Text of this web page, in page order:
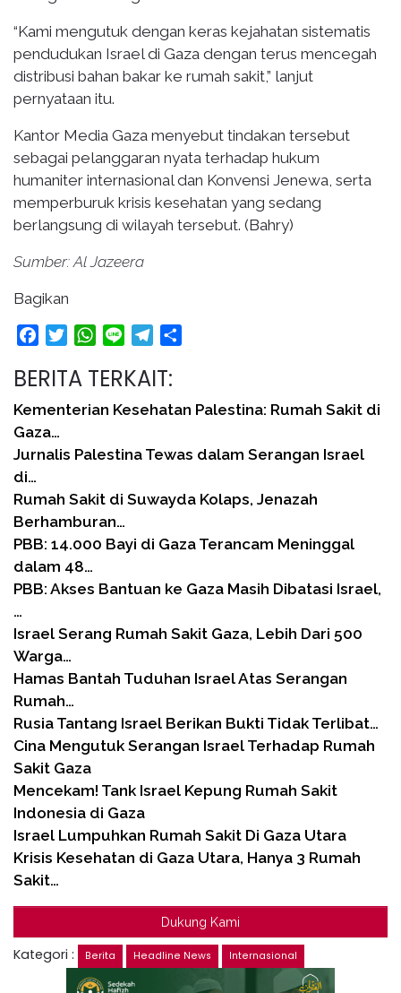
“Kami mengutuk dengan keras kejahatan sistematis
pendudukan Israel di Gaza dengan terus mencegah
distribusi bahan bakar ke rumah sakit,” lanjut
pernyataan itu.
Kantor Media Gaza menyebut tindakan tersebut
sebagai pelanggaran nyata terhadap hukum
humaniter internasional dan Konvensi Jenewa, serta
memperburuk krisis kesehatan yang sedang
berlangsung di wilayah tersebut. (Bahry)
Sumber: Al Jazeera
Bagikan
FacebookTwitterWhatsApp
Line Telegram
BERITA TERKAIT:
Kementerian Kesehatan Palestina: Rumah Sakit di
Gaza…
Jurnalis Palestina Tewas dalam Serangan Israel
di…
Rumah Sakit di Suwayda Kolaps, Jenazah
Berhamburan…
PBB: 14.000 Bayi di Gaza Terancam Meninggal
dalam 48…
PBB: Akses Bantuan ke Gaza Masih Dibatasi Israel,
…
Israel Serang Rumah Sakit Gaza, Lebih Dari 500
Warga…
Hamas Bantah Tuduhan Israel Atas Serangan
Rumah…
Rusia Tantang Israel Berikan Bukti Tidak Terlibat…
Cina Mengutuk Serangan Israel Terhadap Rumah
Sakit Gaza
Mencekam! Tank Israel Kepung Rumah Sakit
Indonesia di Gaza
Israel Lumpuhkan Rumah Sakit Di Gaza Utara
Krisis Kesehatan di Gaza Utara, Hanya 3 Rumah
Sakit…
Dukung Kami
Kategori : Berita Headline News Internasional